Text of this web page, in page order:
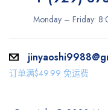
Monday – Friday:
订单满$49.99 免运费